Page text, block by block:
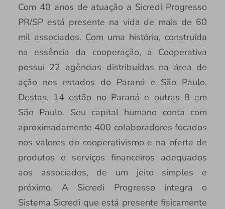
Com 40 anos de atuação a Sicredi Progresso
PR/SP está presente na vida de mais de 60
mil associados. Com uma história, construída
na essência da cooperação, a Cooperativa
possui 22 agências distribuídas na área de
ação nos estados do Paraná e São Paulo.
Destas, 14 estão no Paraná e outras 8 em
São Paulo. Seu capital humano conta com
aproximadamente 400 colaboradores focados
nos valores do cooperativismo e na oferta de
produtos e serviços financeiros adequados
aos associados, de um jeito simples e
próximo. A Sicredi Progresso integra o
Sistema Sicredi que está presente fisicamente